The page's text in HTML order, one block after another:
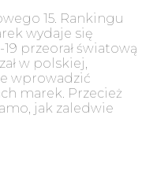
15. Rankingu
wydaje się
przeorał światową
w polskiej,
wprowadzić
marek. Przecież
jak zaledwie